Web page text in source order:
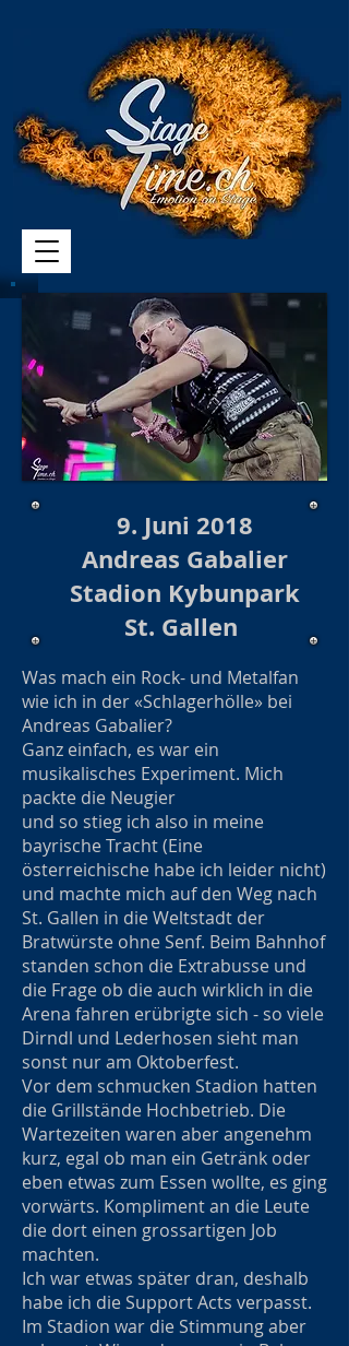
9. Juni 2018
Andreas Gabalier
Stadion Kybunpark
St. Gallen
Was mach ein Rock- und Metalfan
wie ich in der «Schlagerhölle» bei
Andreas Gabalier?
Ganz einfach, es war ein
musikalisches Experiment. Mich
packte die Neugier
und so stieg ich also in meine
bayrische Tracht (Eine
österreichische habe ich leider nicht)
und machte mich auf den Weg nach
St. Gallen in die Weltstadt der
Bratwürste ohne Senf. Beim Bahnhof
standen schon die Extrabusse und
die Frage ob die auch wirklich in die
Arena fahren erübrigte sich - so viele
Dirndl und Lederhosen sieht man
sonst nur am Oktoberfest.
Vor dem schmucken Stadion hatten
die Grillstände Hochbetrieb. Die
Wartezeiten waren aber angenehm
kurz, egal ob man ein Getränk oder
eben etwas zum Essen wollte, es ging
vorwärts. Kompliment an die Leute
die dort einen grossartigen Job
machten.
Ich war etwas später dran, deshalb
habe ich die Support Acts verpasst.
Im Stadion war die Stimmung aber